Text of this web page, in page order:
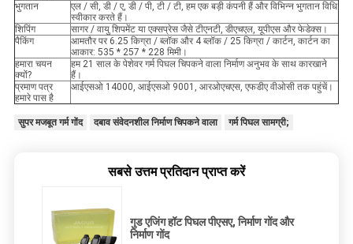
भुगतान
एल / सी, डी / ए, डी / पी, टी / टी, हम एक बड़ी कंपनी हैं और विभिन्न भुगतान विधि
स्वीकार करते हैं।
शिपिंग
सागर / वायु शिपमेंट या एक्सप्रेस जैसे टीएनटी, डीएचएल, यूपीएस और फेडेक्स।
पैकिंग
आमतौर पर 6.25 किग्रा / ब्लॉक और 4 ब्लॉक / 25 किग्रा / कार्टन, कार्टन का
आकार: 535 * 257 * 228 मिमी।
हमारा चयन
क्यों?
हम 21 साल के पेशेवर गर्म पिघल चिपकने वाला निर्माण अनुभव के साथ कारखाने
हैं।
प्रमाण पत्र
हमारे पास है
आईएसओ 14000, आईएसओ 9001, आरओएचएस, एफडीए वीओसी तक पहुंचें।
सुपर मजबूत गर्म गोंद दबाव संवेदनशील निर्माण चिपकने वाला गर्म पिघल सामग्री;
सबसे उत्तम प्रतिदान प्राप्त करें
गुड एजिंग हॉट पिघल पीएसए, निर्माण गोंद और
निर्माण गोंद